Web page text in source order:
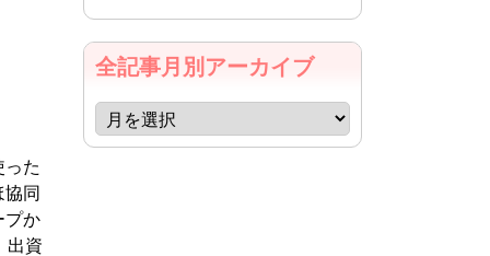
た
同
プか
出資
全記事月別アーカイブ